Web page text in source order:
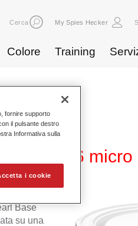
Cerca My Spies Hecker
Colore Training
WB 816 micro
Base
su una
fornire supporto
il pulsante destro
Informativa sulla
i cookie